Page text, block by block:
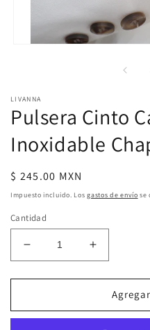
una
ventana
modal
LIVANNA
Pulsera Cinto
Inoxidable
Precio
habitual
$ 245.00 MXN
Impuesto incluido. Losgastos de envío se
Cantidad
Reducir
cantidad
para
Cinto
Aumentar
cantidad
para
Pulsera
Cinto